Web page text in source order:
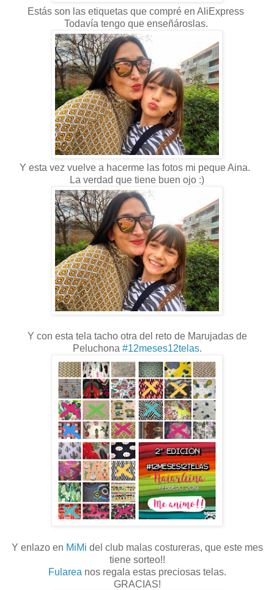
Estás son las etiquetas que compré en AliExpress
Todavía tengo que enseñároslas.
Y esta vez vuelve a hacerme las fotos mi peque Aina.
La verdad que tiene buen ojo :)
Y con esta tela tacho otra del reto de Marujadas de
Peluchona #12meses12telas.
Y enlazo en MiMi del club malas costureras, que este mes
tiene sorteo!!
Fularea nos regala estas preciosas telas.
GRACIAS!